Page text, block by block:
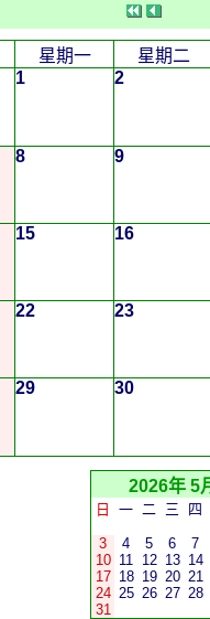
星期一
星期二
1
2
8 9
15 16
22 23
29 30
2026年 5
日 一 二 三 四
3 4 5 6
7
10 11 12 13 14
17 18 19 20 21
24 25 26 27 28
31